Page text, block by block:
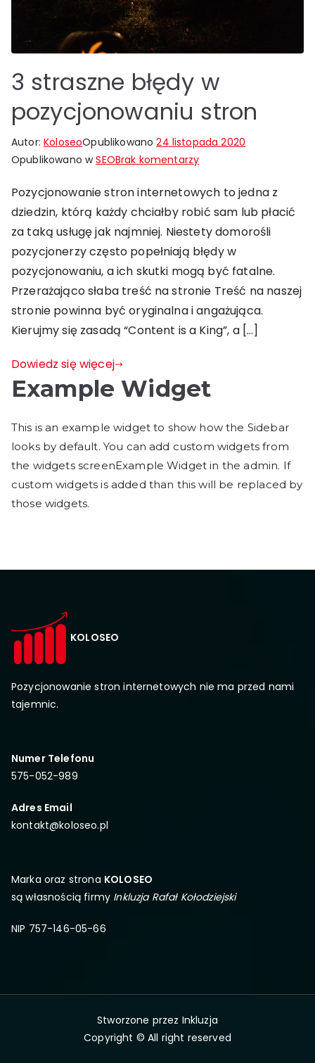
3 straszne błędy w
pozycjonowaniu stron
Autor:KoloseoOpublikowano24 listopada 2020
Opublikowano wSEOBrak komentarzydo
straszne
błędy
w
pozycjonowaniu
stron
Pozycjonowanie stron internetowych to jedna z
dziedzin, którą każdy chciałby robić sam lub płacić
za taką usługę jak najmniej. Niestety domorośli
pozycjonerzy często popełniają błędy w
pozycjonowaniu, a ich skutki mogą być fatalne.
Przerażająco słaba treść na stronie Treść na naszej
stronie powinna być oryginalna i angażująca.
Kierujmy się zasadą “Content is a King”, a […]
Dowiedz się więcej
Example Widget
This is an example widget to show how the Sidebar
looks by default. You can add custom widgets from
the widgets screenExample Widget in the admin. If
custom widgets is added than this will be replaced by
those widgets.
KOLOSEO
Pozycjonowanie stron internetowych nie ma przed nami
tajemnic.
Numer Telefonu
575-052-989
Adres Email
kontakt@koloseo.pl
Marka oraz strona KOLOSEO
są własnością firmy Inkluzja Rafał Kołodziejski
NIP 757-146-05-66
Stworzone przez Inkluzja
Copyright © All right reserved